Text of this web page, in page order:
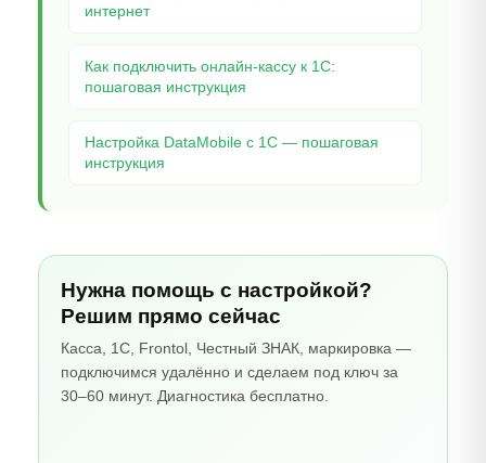
интернет
Как подключить онлайн-кассу к 1С:
пошаговая инструкция
Настройка DataMobile с 1С — пошаговая
инструкция
Нужна помощь с настройкой?
Решим прямо сейчас
Касса, 1С, Frontol, Честный ЗНАК, маркировка —
подключимся удалённо и сделаем под ключ за
30–60 минут. Диагностика бесплатно.